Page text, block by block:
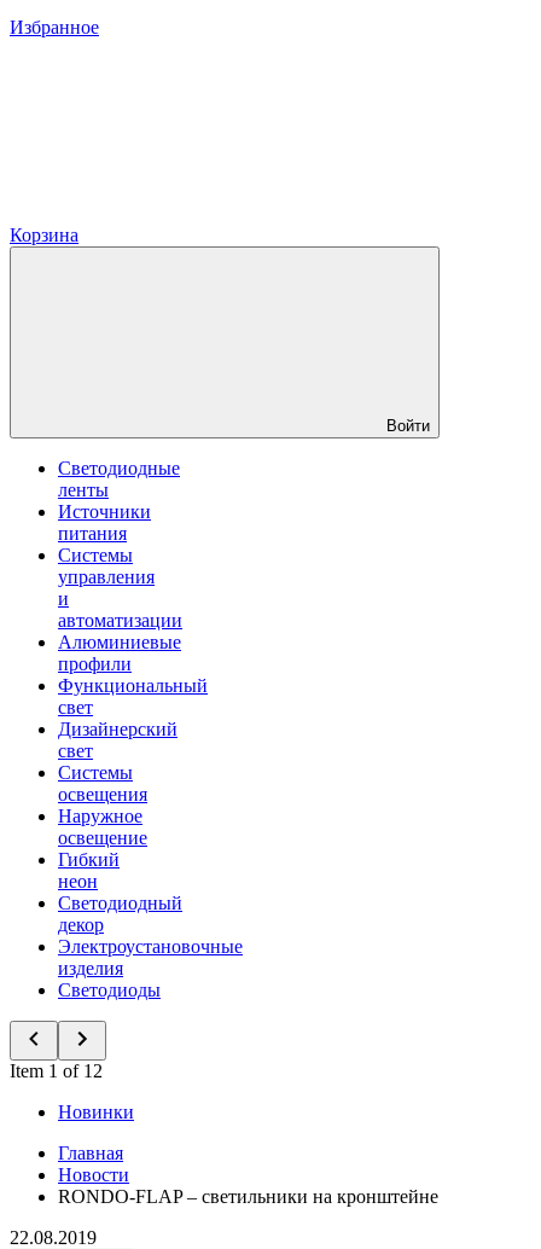
Избранное
Корзина
Войти
Светодиодные
ленты
Источники
питания
Системы
управления
и
автоматизации
Алюминиевые
профили
Функциональный
свет
Дизайнерский
свет
Системы
освещения
Наружное
освещение
Гибкий
неон
Светодиодный
декор
Электроустановочные
изделия
Светодиоды
Item 1 of 12
Новинки
Главная
Новости
RONDO-FLAP – светильники на кронштейне
22.08.2019